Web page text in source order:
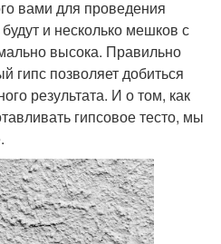
вами для проведения
и несколько мешков с
высока. Правильно
гипс позволяет добиться
результата. И о том, как
гипсовое тесто, мы